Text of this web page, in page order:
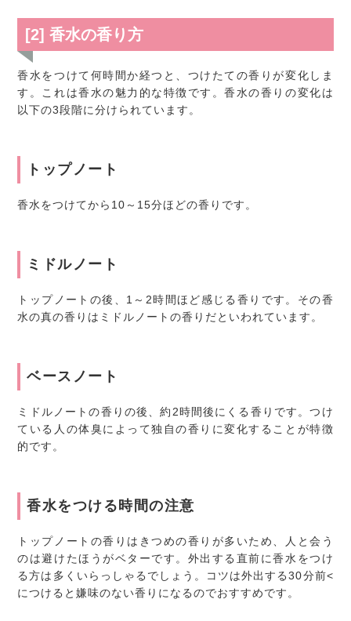
[2] 香水の香り方
香水をつけて何時間か経つと、つけたての香りが変化しま
す。これは香水の魅力的な特徴です。香水の香りの変化は
以下の3段階に分けられています。
トップノート
香水をつけてから10～15分ほどの香りです。
ミドルノート
トップノートの後、1～2時間ほど感じる香りです。その香
水の真の香りはミドルノートの香りだといわれています。
ベースノート
ミドルノートの香りの後、約2時間後にくる香りです。つけ
ている人の体臭によって独自の香りに変化することが特徴
的です。
香水をつける時間の注意
トップノートの香りはきつめの香りが多いため、人と会う
のは避けたほうがベターです。外出する直前に香水をつけ
る方は多くいらっしゃるでしょう。コツは外出する30分前<
につけると嫌味のない香りになるのでおすすめです。